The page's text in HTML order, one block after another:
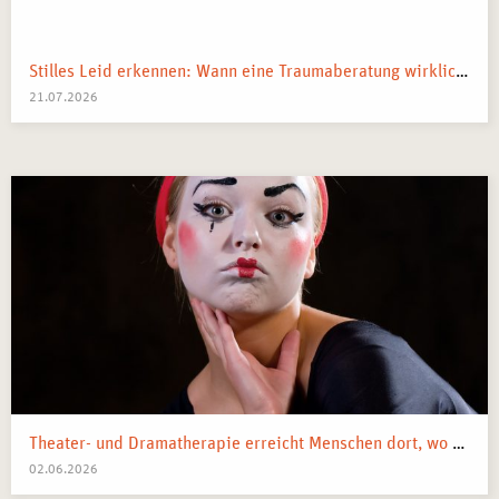
Stilles Leid erkennen: Wann eine Traumaberatung wirklich der richtige Schritt ist
21.07.2026
Theater- und Dramatherapie erreicht Menschen dort, wo Worte manchmal nicht mehr weiterkommen.
02.06.2026